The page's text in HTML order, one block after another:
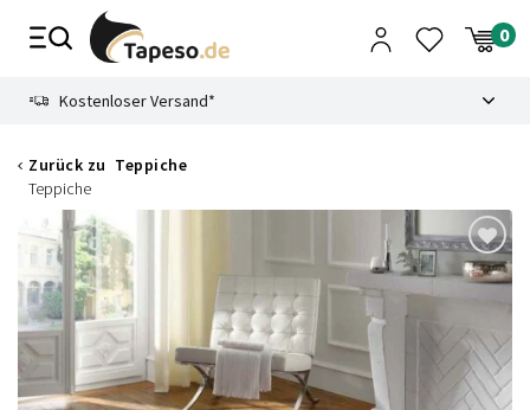
Zusammenbruch
Kostenloser Versand*
Zurück zu Teppiche
Teppiche